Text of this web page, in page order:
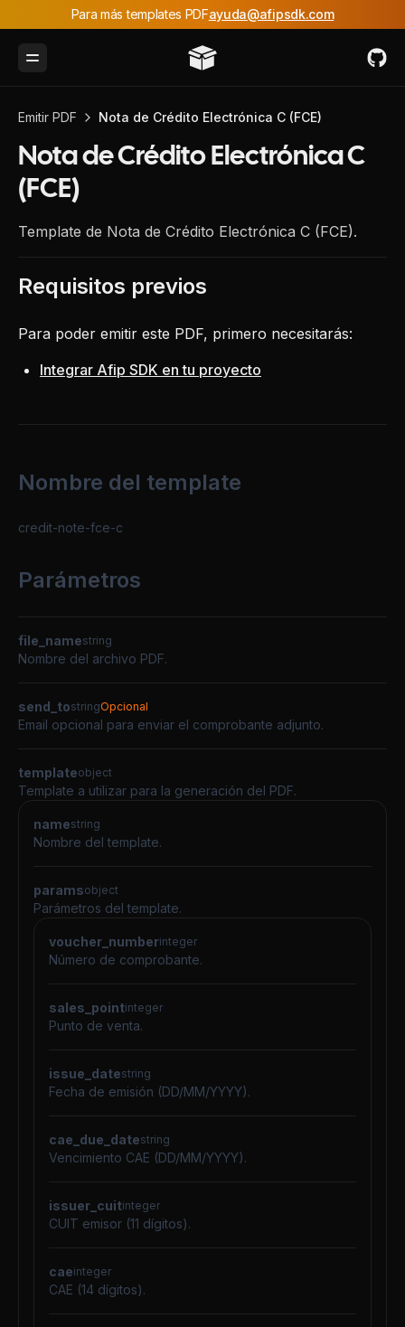
Para más templates PDFayuda@afipsdk.com
Toggle Menu
Emitir PDF Nota de Crédito Electrónica C (FCE)
Nota de Crédito Electrónica C
(FCE)
Template de Nota de Crédito Electrónica C (FCE).
Requisitos previos
Para poder emitir este PDF, primero necesitarás:
Integrar Afip SDK en tu proyecto
Nombre del template
credit-note-fce-c
Parámetros
file_namestring
Nombre del archivo PDF.
send_tostringOpcional
Email opcional para enviar el comprobante adjunto.
templateobject
Template a utilizar para la generación del PDF.
namestring
Nombre del template.
paramsobject
Parámetros del template.
voucher_numberinteger
Número de comprobante.
sales_pointinteger
Punto de venta.
issue_datestring
Fecha de emisión (DD/MM/YYYY).
cae_due_datestring
Vencimiento CAE (DD/MM/YYYY).
issuer_cuitinteger
CUIT emisor (11 dígitos).
caeinteger
CAE (14 dígitos).